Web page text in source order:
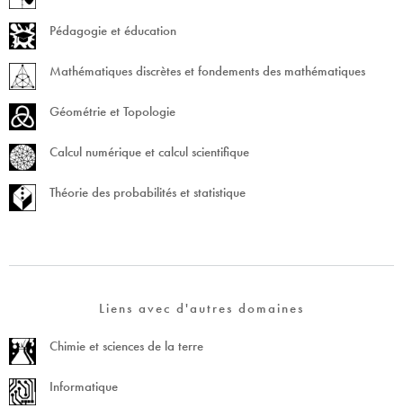
Pédagogie et éducation
Mathématiques discrètes et fondements des mathématiques
Géométrie et Topologie
Calcul numérique et calcul scientifique
Théorie des probabilités et statistique
Liens avec d'autres domaines
Chimie et sciences de la terre
Informatique